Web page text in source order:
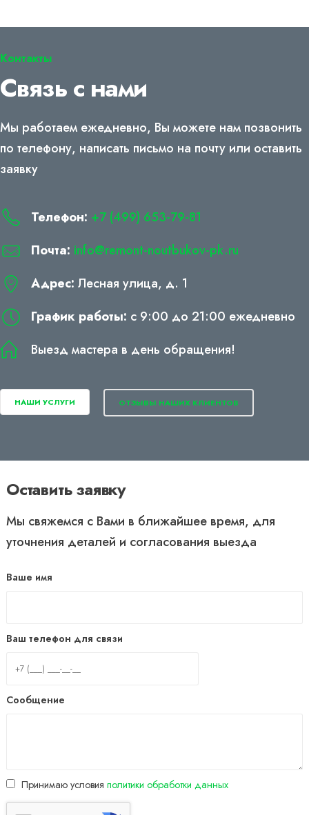
Контакты
Связь с нами
Мы работаем ежедневно, Вы можете нам позвонить
по телефону, написать письмо на почту или оставить
заявку
Телефон: +7 (499) 653-79-81
Почта: info@remont-noutbukov-pk.ru
Адрес: Лесная улица, д. 1
График работы: с 9:00 до 21:00 ежедневно
Выезд мастера в день обращения!
НАШИ УСЛУГИ ОТЗЫВЫ НАШИХ КЛИЕНТОВ
Оставить заявку
Мы свяжемся с Вами в ближайшее время, для
уточнения деталей и согласования выезда
Ваше имя
Ваш телефон для связи
Сообщение
Принимаю условия политики обработки данных